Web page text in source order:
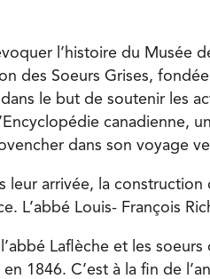
l’histoire du Musée
des Soeurs Grises,
dans le but de soutenir les
canadienne,
dans son voyage
leur arrivée, la
L’abbé Louis- François
Laflèche et les
1846. C’est à la fin de